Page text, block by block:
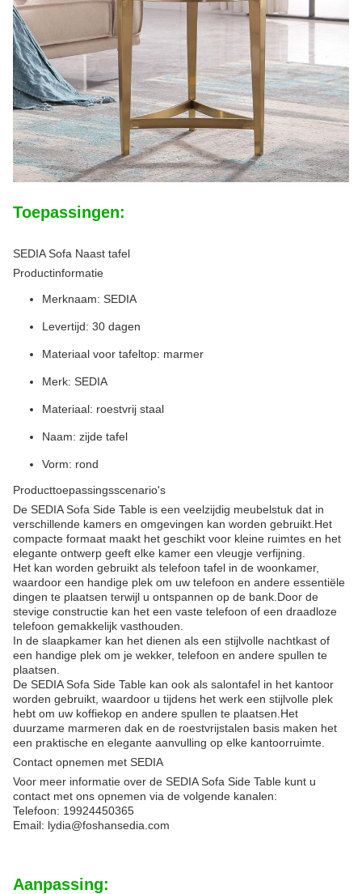
Toepassingen:
SEDIA Sofa Naast tafel
Productinformatie
Merknaam: SEDIA
Levertijd: 30 dagen
Materiaal voor tafeltop: marmer
Merk: SEDIA
Materiaal: roestvrij staal
Naam: zijde tafel
Vorm: rond
Producttoepassingsscenario's
De SEDIA Sofa Side Table is een veelzijdig meubelstuk dat in
verschillende kamers en omgevingen kan worden gebruikt.Het
compacte formaat maakt het geschikt voor kleine ruimtes en het
elegante ontwerp geeft elke kamer een vleugje verfijning.
Het kan worden gebruikt als telefoon tafel in de woonkamer,
waardoor een handige plek om uw telefoon en andere essentiële
dingen te plaatsen terwijl u ontspannen op de bank.Door de
stevige constructie kan het een vaste telefoon of een draadloze
telefoon gemakkelijk vasthouden.
In de slaapkamer kan het dienen als een stijlvolle nachtkast of
een handige plek om je wekker, telefoon en andere spullen te
plaatsen.
De SEDIA Sofa Side Table kan ook als salontafel in het kantoor
worden gebruikt, waardoor u tijdens het werk een stijlvolle plek
hebt om uw koffiekop en andere spullen te plaatsen.Het
duurzame marmeren dak en de roestvrijstalen basis maken het
een praktische en elegante aanvulling op elke kantoorruimte.
Contact opnemen met SEDIA
Voor meer informatie over de SEDIA Sofa Side Table kunt u
contact met ons opnemen via de volgende kanalen:
Telefoon: 19924450365
Email: lydia@foshansedia.com
Aanpassing: